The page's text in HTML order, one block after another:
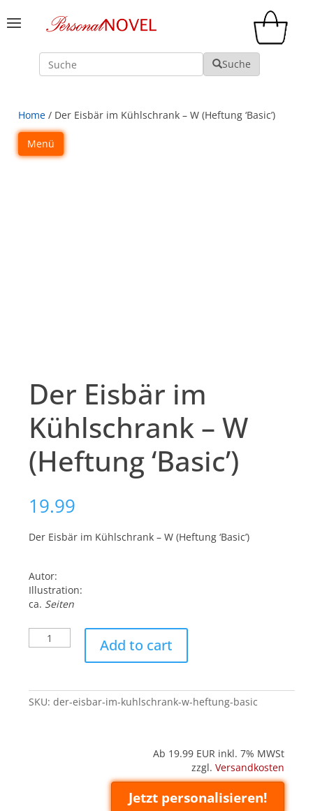
Suche Suche
Home / Der Eisbär im Kühlschrank – W (Heftung ‘Basic’)
Menü
Der Eisbär im
Kühlschrank – W
(Heftung ‘Basic’)
19.99
Der Eisbär im Kühlschrank – W (Heftung ‘Basic’)
Autor:
Illustration:
ca. Seiten
Eisbär
-
W
Add to cart
SKU:der-eisbar-im-kuhlschrank-w-heftung-basic
Ab 19.99 EUR inkl. 7% MWSt
zzgl. Versandkosten
Jetzt personalisieren!